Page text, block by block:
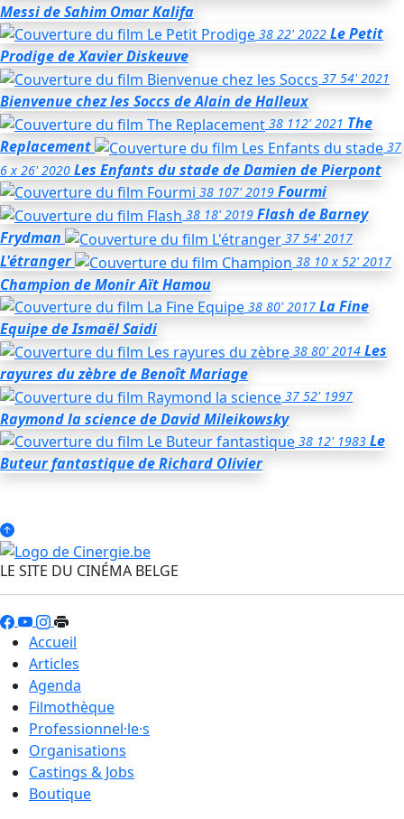
Messide Sahim Omar Kalifa
38 22' 2022 Le Petit
Prodigede Xavier Diskeuve
37 54' 2021
Bienvenue chez les Soccs de Alain de Halleux
38 112' 2021 The
Replacement
37
6 x 26' 2020 Les Enfants du stadede Damien de Pierpont
38 107' 2019 Fourmi
38 18' 2019 Flash de Barney
Frydman
37 54' 2017
L'étranger 38 10 x 52' 2017
Champion de Monir Aït Hamou
38 80' 2017 La Fine
Equipede Ismaël Saidi
38 80' 2014 Les
rayures du zèbrede Benoît Mariage
37 52' 1997
Raymond la sciencede David Mileikowsky
38 12' 1983 Le
Buteur fantastiquede Richard Olivier
LE SITE DU CINÉMA BELGE
Accueil
Articles
Agenda
Filmothèque
Professionnel·le·s
Organisations
Castings & Jobs
Boutique